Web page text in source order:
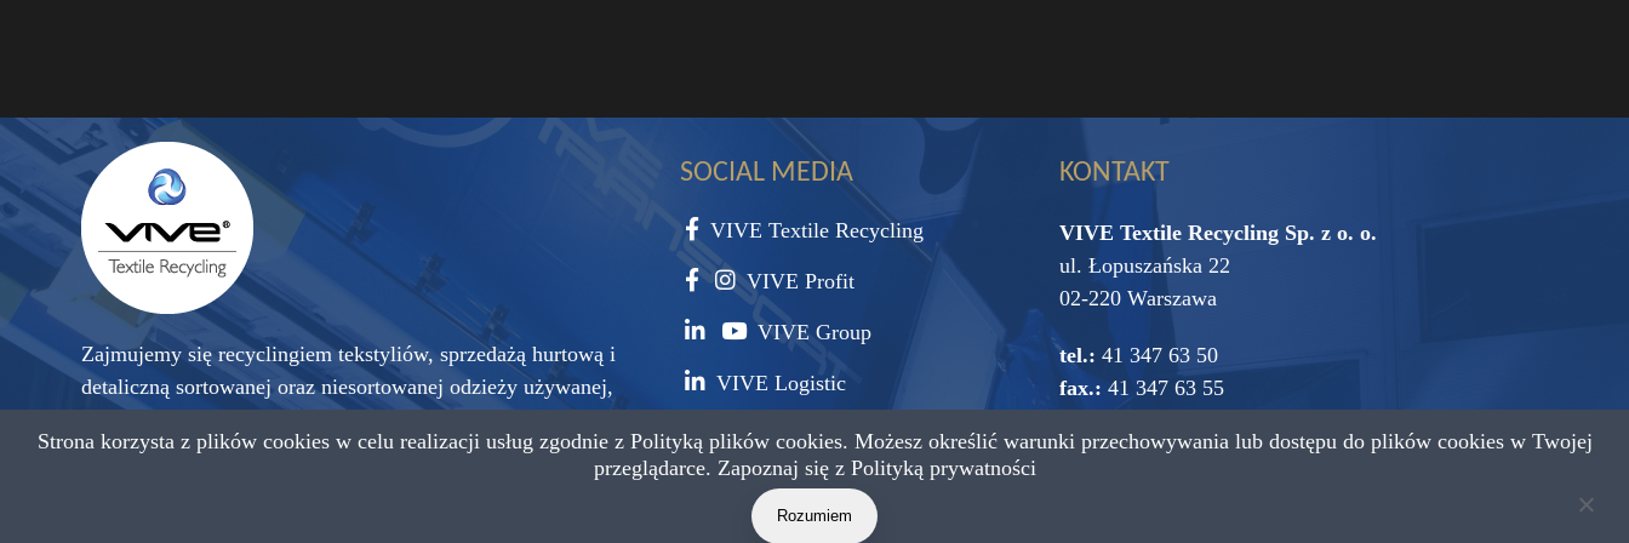
Zajmujemy się recyclingiem tekstyliów, sprzedażą hurtową i
detaliczną sortowanej oraz niesortowanej odzieży używanej,
przetworzonego na czyściwo przemysłowe.
SOCIAL MEDIA
VIVE Textile Recycling
VIVE Profit
VIVE Group
VIVE Logistic
KONTAKT
VIVE Textile Recycling Sp. z o. o.
ul. Łopuszańska 22
02-220 Warszawa
tel.: 41 347 63 50
fax.: 41 347 63 55
e-mail: vive@vive.com.pl
Strona korzysta z plików cookies w celu realizacji usług zgodnie z Polityką plików cookies. Możesz określić warunki przechowywania lub dostępu do plików cookies w Twojej
przeglądarce. Zapoznaj się z Polityką prywatności
Rozumiem